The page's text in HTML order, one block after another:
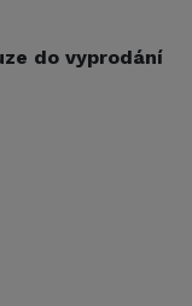
do vyprodání